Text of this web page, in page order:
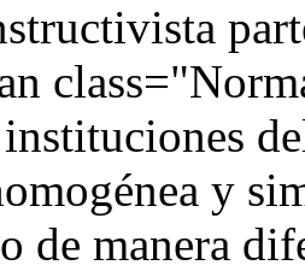
y
de manera